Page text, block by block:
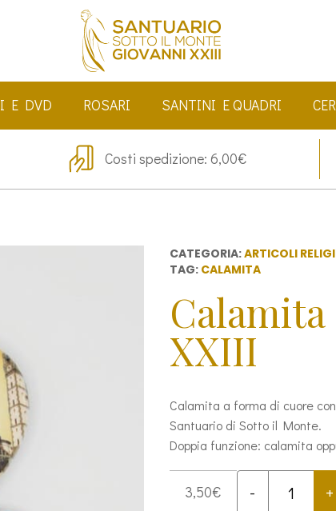
E DVD ROSARI SANTINI E QUADRI
Costi spedizione: 6,00€
CATEGORIA:ARTICOLI
TAG: CALAMITA
XXIII
Calamita a forma di cuore
Santuario di Sotto il Monte.
Doppia funzione: calamita
3,50€ - +